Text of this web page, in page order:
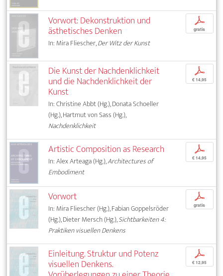
Vorwort: Dekonstruktion und
ästhetisches Denken
In: Mira Fliescher,Der Witz der Kunst
p
gratis
Die Kunst der Nachdenklichkeit
und die Nachdenklichkeit der
Kunst
In: Christine Abbt (Hg.), Donata Schoeller
(Hg.), Hartmut von Sass (Hg.),
Nachdenklichkeit
p
€ 14,95
Artistic Composition as Research
In: Alex Arteaga (Hg.),Architectures of
Embodiment
p
€ 14,95
Vorwort
In: Mira Fliescher (Hg.), Fabian Goppelsröder
(Hg.), Dieter Mersch (Hg.),Sichtbarkeiten 4:
Praktiken visuellen Denkens
p
gratis
Einleitung. Struktur und Potenz
visuellen Denkens.
p
€ 12,95